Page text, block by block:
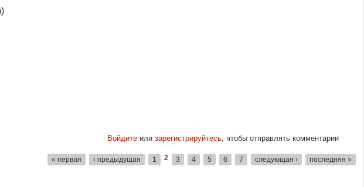
Войдитеили зарегистрируйтесь, чтобы отправлять комментарии
« первая ‹ предыдущая 1 2 3 4 5 6 7 следующая › последняя »